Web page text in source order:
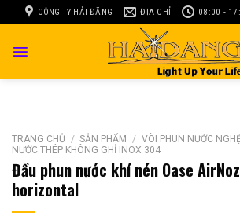
to
CÔNG TY HẢI ĐĂNG ĐỊA CHỈ 08:00 -
TRANG CHỦ / SẢN PHẨM / VÒI PHUN NƯỚC
NƯỚC THÉP KHÔNG GHỈ INOX 304
Đầu phun nước khí nén Oase
horizontal